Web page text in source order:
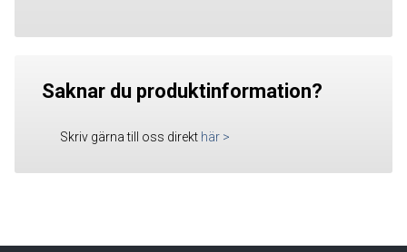
Saknar du produktinformation?
Skriv gärna till oss direkt här >